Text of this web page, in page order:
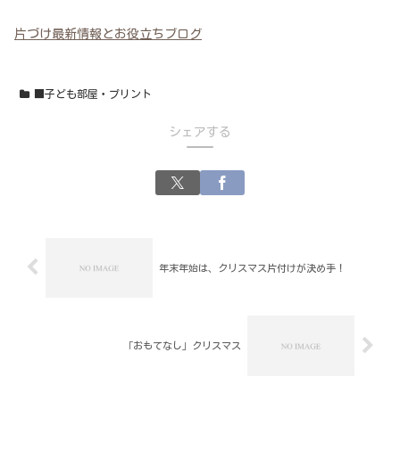
片づけ最新情報とお役立ちブログ
■子ども部屋・プリント
シェアする
年末年始は、クリスマス片付けが決め手！
「おもてなし」クリスマス